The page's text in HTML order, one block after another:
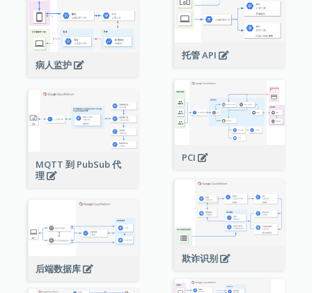
病人监护
托管 API
PCI
MQTT 到 PubSub 代
理
欺诈识别
后端数据库